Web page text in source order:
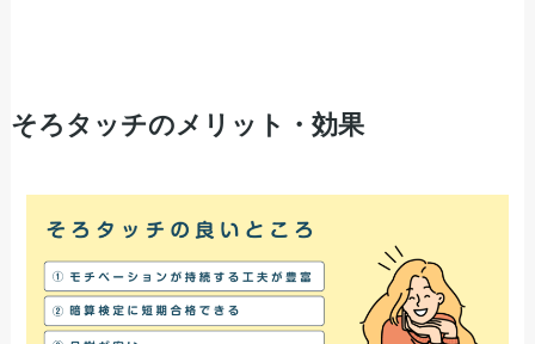
そろタッチのメリット・効果